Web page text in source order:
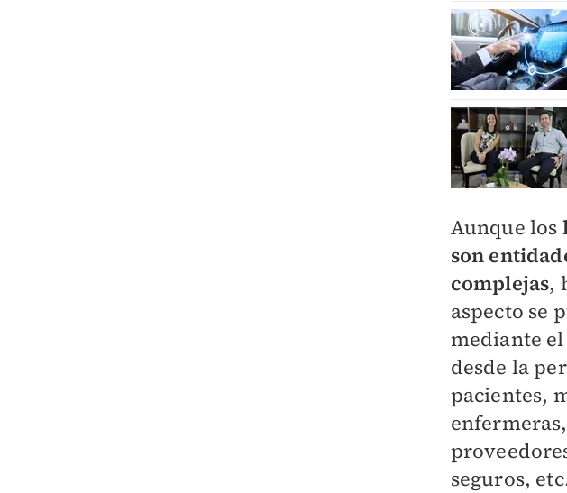
Aunque los
son
complejas,
aspecto se
mediante
desde la
pacientes,
seguros,